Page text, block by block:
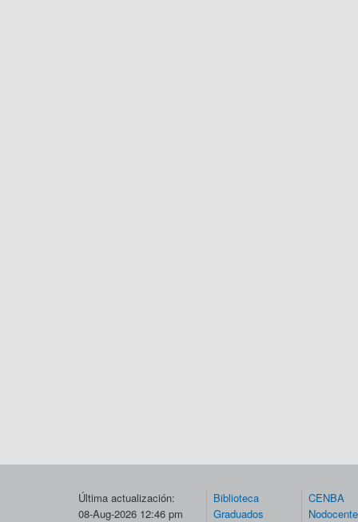
Última actualización:
08-Aug-2026 12:46 pm
Biblioteca
Graduados
CENBA